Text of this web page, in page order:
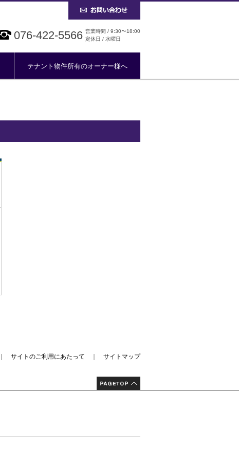
076-422-5566 営業時間 / 9:30〜18:00
定休日 / 水曜日
テナント物件所有のオーナー様へ
サイトのご利用にあたって サイトマップ